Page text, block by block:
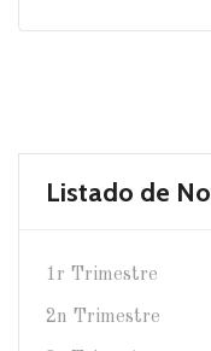
Listado de
1r Trimestre
2n Trimestre